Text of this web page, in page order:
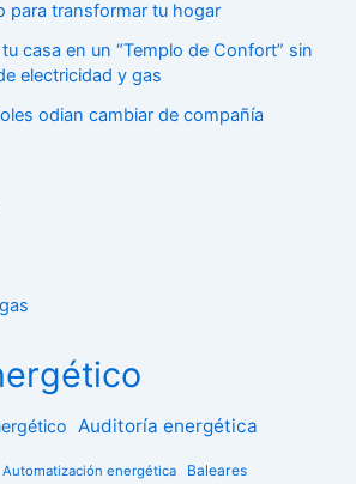
para transformar tu hogar
casa en un “Templo de Confort” sin
electricidad y gas
odian cambiar de compañía
Auditoría energética
Automatización energética Baleares